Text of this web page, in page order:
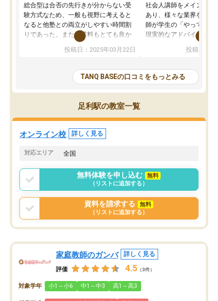
総合型は合否の先行きが分からない受
験方式なため、一般も視野に考えると
なると他塾との両立がしやすい時間割
りであった。また授業料もとても良か
総合型の多くの塾は大学生が見ること
大学生の目だけでなく、数人の大人に
も目を通して頂ける。そのため多くの
意見を聞くことができ、より良いもの
を推敲することが可能だ。
どの人も優しく、親身に接してくださ
るのでやる気も出て、良かったで
す！！
投稿日：2025年03月22日
社会人講師をメインとし
あり、様々な業界を経験
師が学生の「やってみた
現実的なアドバイスを行
分野について学生知識
総合型選抜対策として志
接・小論文などの技術指
ション内容になっていま
を社会人として働いてい
標を見つける事が出来ま
投稿日：
TANQ BASEの口コミをもっとみる
足利駅の教室一覧
オンライン校 詳しく見る
対応エリア 全国
無料体験を申し込む
無料
（リストに追加する）
資料を請求する
無料
（リストに追加する）
家庭教師のガンバ 詳しく見る
評価 4.5 （3件）
対象学年 小1～小6 中1～中3 高1～高3